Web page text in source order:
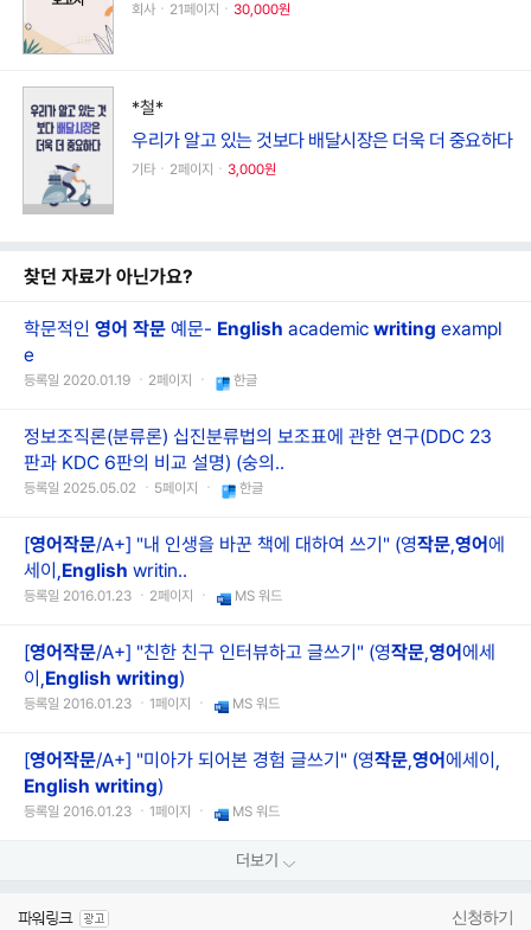
회사ㆍ21페이지ㆍ 30,000원
*철*
우리가 알고 있는 것보다 배달시장은 더욱 더 중요하다
기타ㆍ2페이지ㆍ 3,000원
찾던 자료가 아닌가요?
학문적인 영어 작문 예문- English academic writing exampl
e
등록일 2020.01.19 ㆍ2페이지 ㆍ 한글
정보조직론(분류론) 십진분류법의 보조표에 관한 연구(DDC 23
판과 KDC 6판의 비교 설명) (숭의..
등록일 2025.05.02 ㆍ5페이지 ㆍ 한글
[영어작문/A+] "내 인생을 바꾼 책에 대하여 쓰기" (영작문,영어에
세이,English writin..
등록일 2016.01.23 ㆍ2페이지 ㆍ MS 워드
[영어작문/A+] "친한 친구 인터뷰하고 글쓰기" (영작문,영어에세
이,English writing)
등록일 2016.01.23 ㆍ1페이지 ㆍ MS 워드
[영어작문/A+] "미아가 되어본 경험 글쓰기" (영작문,영어에세이,
English writing)
등록일 2016.01.23 ㆍ1페이지 ㆍ MS 워드
더보기
신청하기